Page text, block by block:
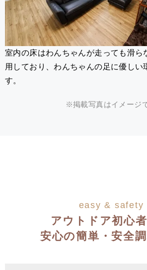
室内の床はわんちゃんが走っても滑ら
用しており、わんちゃんの足に優しい
す。
※掲載写真はイメージ
easy & safety
アウトドア初心
安心の簡単・安全